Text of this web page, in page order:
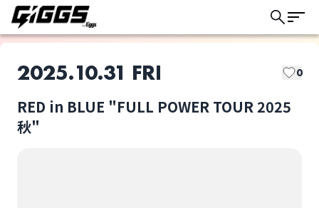
2025.10.31 FRI 0
RED in BLUE "FULL POWER TOUR 2025
秋"